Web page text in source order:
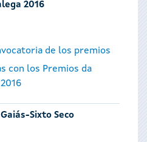
2016
de los premios
con los Premios da
Sixto Seco